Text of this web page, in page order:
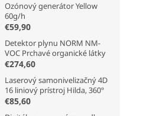
Ozónový generátor Yellow
60g/h
€59,90
Detektor plynu NORM NM-
VOC Prchavé organické látky
€274,60
Laserový samonivelizačný 4D
16 liniový prístroj Hilda, 360°
€85,60